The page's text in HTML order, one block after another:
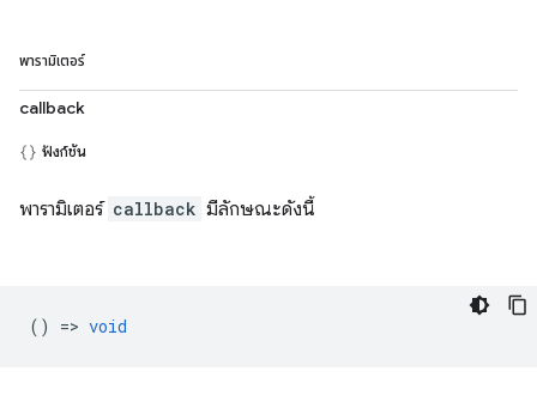
พารามิเตอร์
callback
ฟังก์ชัน
พารามิเตอร์ callback มีลักษณะดังนี้
() => void